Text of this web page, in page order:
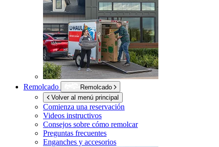
Remolcado
Remolcado
Volver al menú principal
Comienza una reservación
Videos instructivos
Consejos sobre cómo remolcar
Preguntas frecuentes
Enganches y accesorios